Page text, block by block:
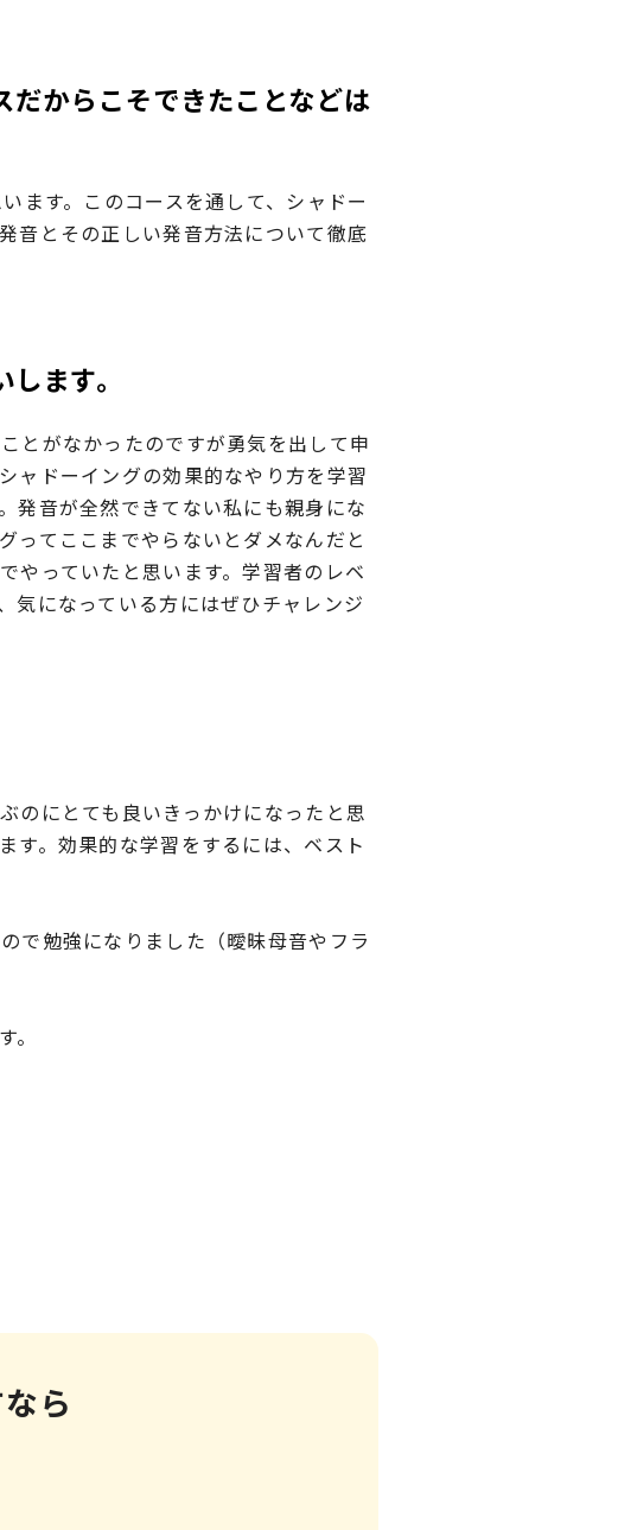
だからこそできたことなどは
ます。このコースを通して、シャドー
音とその正しい発音方法について徹底
ます。
とがなかったのですが勇気を出して申
ャドーイングの効果的なやり方を学習
発音が全然できてない私にも親身にな
ってここまでやらないとダメなんだと
やっていたと思います。学習者のレベ
気になっている方にはぜひチャレンジ
のにとても良いきっかけになったと思
す。効果的な学習をするには、ベスト
で勉強になりました（曖昧母音やフラ
ら